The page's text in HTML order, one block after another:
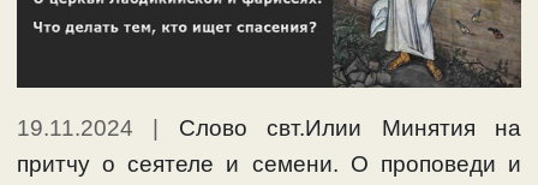
19.11.2024 | Слово свт.Илии Минятия на
притчу о сеятеле и семени. О проповеди и